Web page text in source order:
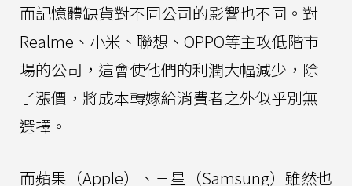
而記憶體缺貨對不同公司的影響也不同。對
Realme、小米、聯想、OPPO等主攻低階市
場的公司，這會使他們的利潤大幅減少，除
了漲價，將成本轉嫁給消費者之外似乎別無
選擇。
而蘋果（Apple）、三星（Samsung）雖然也